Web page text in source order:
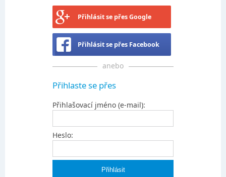
Přihlásit se přes Google
Přihlásit se přes Facebook
anebo
Přihlaste se přes
Přihlašovací jméno (e-mail):
Heslo: